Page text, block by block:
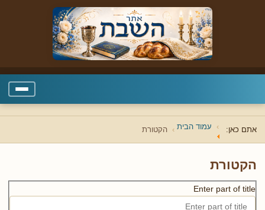
אתם כאן: עמוד הבית הקטורת
הקטורת
Enter part of title